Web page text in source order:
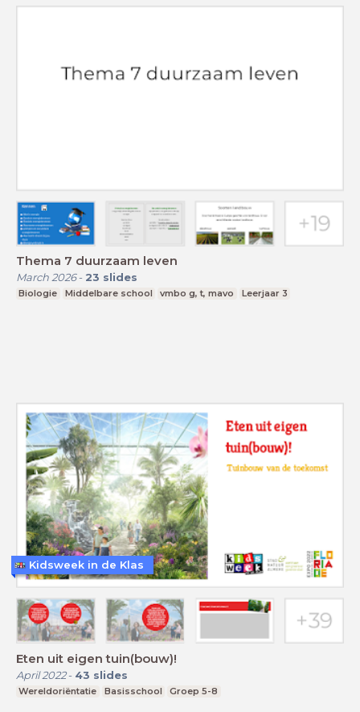
Thema 7 duurzaam leven
March 2026- 23 slides
Biologie Middelbare school vmbo g, t, mavo Leerjaar 3
Eten uit eigen tuin(bouw)!
April 2022- 43 slides
Wereldoriëntatie Basisschool Groep 5-8
Kidsweek in de Klas